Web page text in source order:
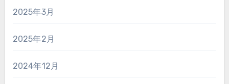
2025年3月
2025年2月
2024年12月